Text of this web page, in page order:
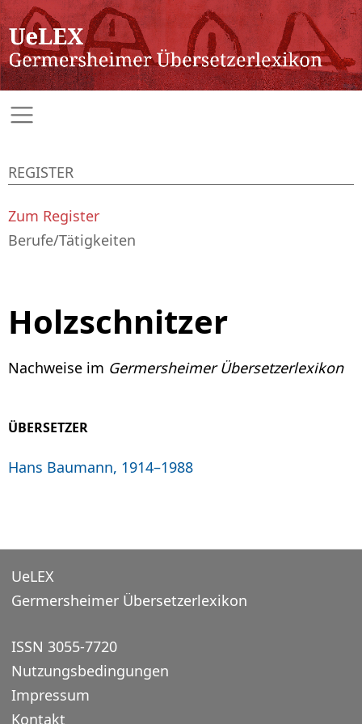
Holzschnitzer
Nachweise im Germersheimer Übersetzerlexikon
ÜBERSETZER
Hans Baumann, 1914–1988
REGISTER
Zum Register
Berufe/Tätigkeiten
UeLEX
Germersheimer Übersetzerlexikon
ISSN 3055-7720
Nutzungsbedingungen
Impressum
Kontakt